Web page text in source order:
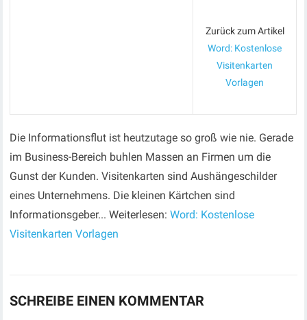
Zurück zum Artikel
Word: Kostenlose
Visitenkarten
Vorlagen
Die Informationsflut ist heutzutage so groß wie nie. Gerade
im Business-Bereich buhlen Massen an Firmen um die
Gunst der Kunden. Visitenkarten sind Aushängeschilder
eines Unternehmens. Die kleinen Kärtchen sind
Informationsgeber... Weiterlesen:Word: Kostenlose
Visitenkarten Vorlagen
SCHREIBE EINEN KOMMENTAR